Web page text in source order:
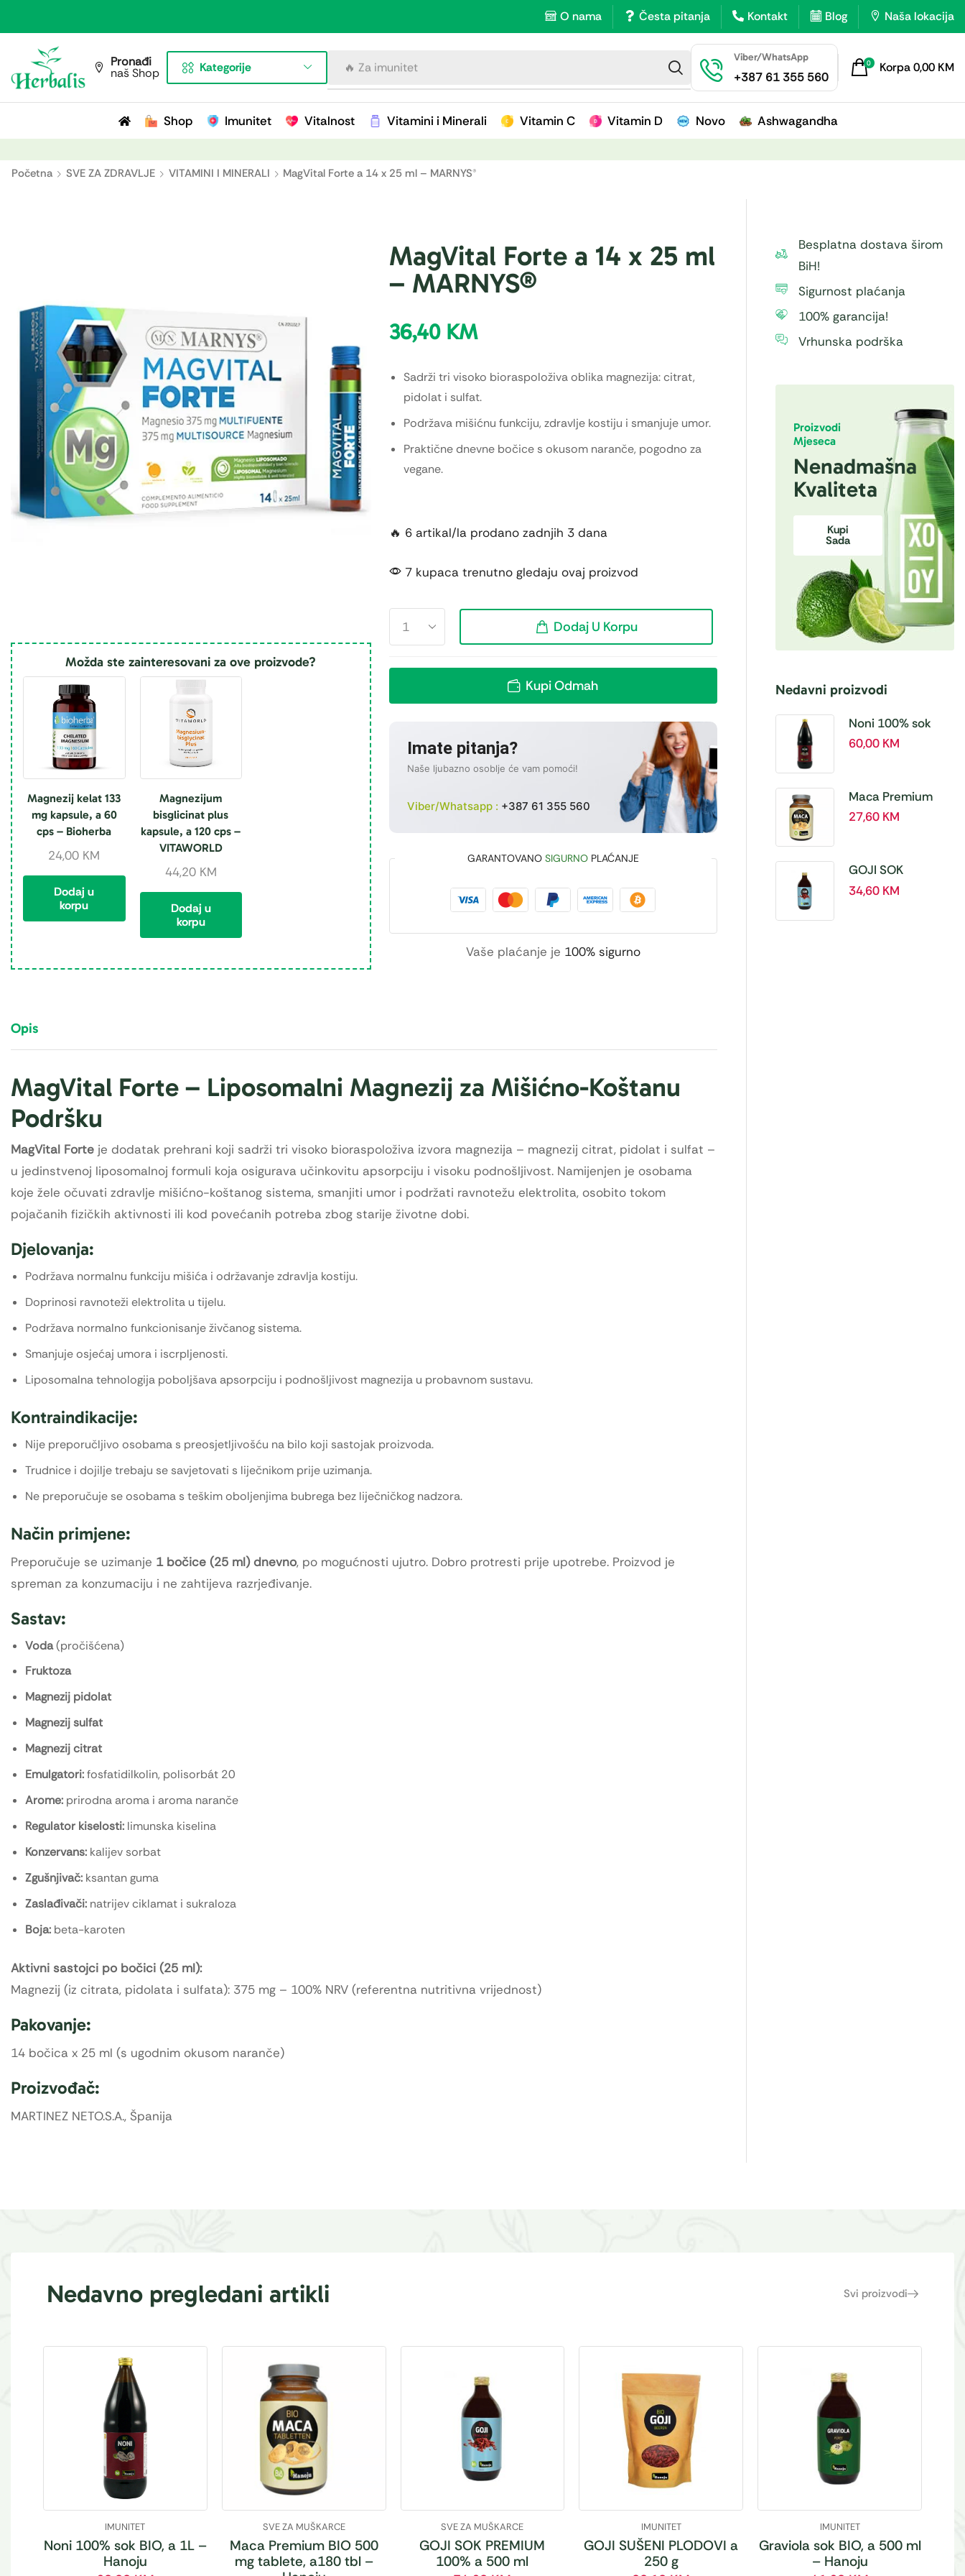
O nama Česta pitanja Kontakt Blog Naša lokacija
Pronađi
naš Shop Kategorije 🔥 Za imunitet
Viber/WhatsApp
+387 61 355 560
0 Korpa0,00 KM
Shop Imunitet Vitalnost Vitamini i Minerali Vitamin C Vitamin D Novo Ashwagandha
Početna SVE ZA ZDRAVLJE VITAMINI I MINERALI MagVital Forte a 14 x 25 ml – MARNYS®
Možda ste zainteresovani za ove proizvode?
Magnezij kelat 133
mg kapsule, a 60
cps – Bioherba
24,00 KM
Dodaj u
korpu
Magnezijum
bisglicinat plus
kapsule, a 120 cps –
VITAWORLD
44,20 KM
Dodaj u
korpu
MagVital Forte a 14 x 25 ml
– MARNYS®
36,40 KM
Sadrži tri visoko bioraspoloživa oblika magnezija: citrat,
pidolat i sulfat.
Podržava mišićnu funkciju, zdravlje kostiju i smanjuje umor.
Praktične dnevne bočice s okusom naranče, pogodno za
vegane.
🔥 6 artikal/la prodano zadnjih 3 dana
7 kupaca trenutno gledaju ovaj proizvod
Dodaj U Korpu
Kupi Odmah
Imate pitanja?
Naše ljubazno osoblje će vam pomoći!
Viber/Whatsapp : +387 61 355 560
GARANTOVANO SIGURNOPLAĆANJE
Vaše plaćanje je 100% sigurno
Opis
MagVital Forte – Liposomalni Magnezij za Mišićno-Koštanu
Podršku
MagVital Forte je dodatak prehrani koji sadrži tri visoko bioraspoloživa izvora magnezija – magnezij citrat, pidolat i sulfat –
u jedinstvenoj liposomalnoj formuli koja osigurava učinkovitu apsorpciju i visoku podnošljivost. Namijenjen je osobama
koje žele očuvati zdravlje mišićno-koštanog sistema, smanjiti umor i podržati ravnotežu elektrolita, osobito tokom
pojačanih fizičkih aktivnosti ili kod povećanih potreba zbog starije životne dobi.
Djelovanja:
Podržava normalnu funkciju mišića i održavanje zdravlja kostiju.
Doprinosi ravnoteži elektrolita u tijelu.
Podržava normalno funkcionisanje živčanog sistema.
Smanjuje osjećaj umora i iscrpljenosti.
Liposomalna tehnologija poboljšava apsorpciju i podnošljivost magnezija u probavnom sustavu.
Kontraindikacije:
Nije preporučljivo osobama s preosjetljivošću na bilo koji sastojak proizvoda.
Trudnice i dojilje trebaju se savjetovati s liječnikom prije uzimanja.
Ne preporučuje se osobama s teškim oboljenjima bubrega bez liječničkog nadzora.
Način primjene:
Preporučuje se uzimanje 1 bočice (25 ml) dnevno, po mogućnosti ujutro. Dobro protresti prije upotrebe. Proizvod je
spreman za konzumaciju i ne zahtijeva razrjeđivanje.
Sastav:
Voda(pročišćena)
Fruktoza
Magnezij pidolat
Magnezij sulfat
Magnezij citrat
Emulgatori:fosfatidilkolin, polisorbát 20
Arome: prirodna aroma i aroma naranče
Regulator kiselosti: limunska kiselina
Konzervans: kalijev sorbat
Zgušnjivač: ksantan guma
Zaslađivači: natrijev ciklamat i sukraloza
Boja: beta-karoten
Aktivni sastojci po bočici (25 ml):
Magnezij (iz citrata, pidolata i sulfata): 375 mg – 100% NRV (referentna nutritivna vrijednost)
Pakovanje:
14 bočica x 25 ml (s ugodnim okusom naranče)
Proizvođač:
MARTINEZ NETO.S.A., Španija
Besplatna dostava širom
BiH!
Sigurnost plaćanja
100% garancija!
Vrhunska podrška
Proizvodi
Mjeseca
Nenadmašna
Kvaliteta
Kupi
Sada
Nedavni proizvodi
Noni 100% sok
BIO, a 1L – Hanoju
60,00 KM
Maca Premium
BIO 500 mg
27,60 KM
GOJI SOK
PREMIUM 100% a
34,60 KM
Nedavno pregledani artikli Svi proizvodi
IMUNITET
Noni 100% sok BIO, a 1L –
Hanoju
SVE ZA MUŠKARCE
Maca Premium BIO 500
mg tablete, a180 tbl –
SVE ZA MUŠKARCE
GOJI SOK PREMIUM
100% a 500 ml
IMUNITET
GOJI SUŠENI PLODOVI a
250 g
IMUNITET
Graviola sok BIO, a 500 ml
– Hanoju